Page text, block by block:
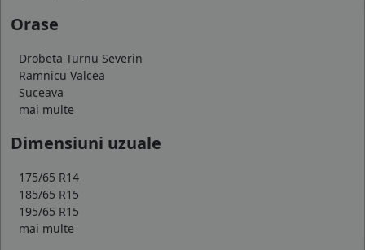
Orase
Drobeta Turnu Severin
Ramnicu Valcea
Suceava
mai multe
Dimensiuni uzuale
175/65 R14
185/65 R15
195/65 R15
mai multe